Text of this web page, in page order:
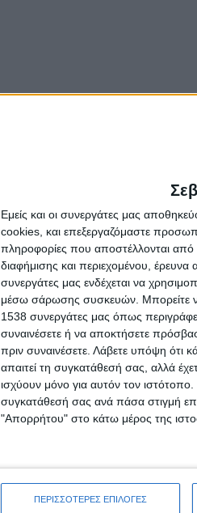
Εμείς και οι συνεργάτες μας
cookies, και επεξεργαζόμαστε
πληροφορίες που αποστέλλονται από
διαφήμισης και περιεχομένου,
συνεργάτες μας ενδέχεται να
μέσω σάρωσης συσκευών. Μπορείτε να
1538 συνεργάτες μας όπως
συναινέσετε ή να αποκτήσετε
πριν συναινέσετε. Λάβετε υπόψη ότι
απαιτεί τη συγκατάθεσή σας, αλλά
ισχύουν μόνο για αυτόν τον
συγκατάθεσή σας ανά πάσα στιγμή
"Απορρήτου" στο κάτω μέρος της
ΠΕΡΙΣΣΟΤΕΡΕΣ ΕΠΙΛΟΓΕΣ
ΕΠΙΚΑΙΡΟΤΗΤΑ
-4- συλλήψεις για
ναρκωτικών ουσιών
και Κέρκυρα